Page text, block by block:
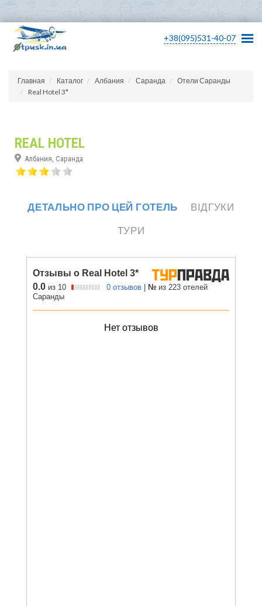
+38(095)531-40-07
Главная Каталог Албания Саранда
Отели Саранды
Real Hotel 3*
REAL HOTEL
Албания, Саранда
ДЕТАЛЬНО ПРО ЦЕЙ ГОТЕЛЬ
ВІДГУКИ
ТУРИ